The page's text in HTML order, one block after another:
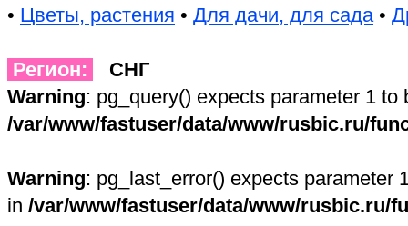
• Цветы, растения • Для дачи, для сада•
Регион:
СНГ
Warning: pg_query() expects parameter 1
/var/www/fastuser/data/www/rusbic.ru/
Warning: pg_last_error() expects parameter
in /var/www/fastuser/data/www/rusbic.ru/